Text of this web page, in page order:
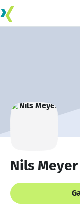
Nils Meyer